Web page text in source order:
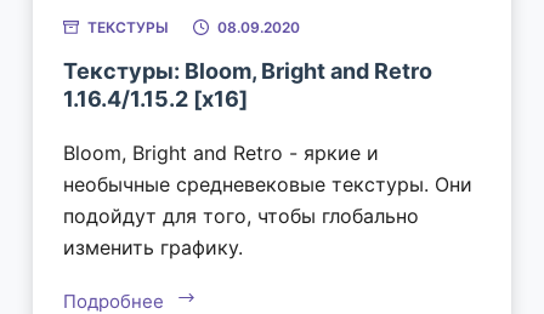
ТЕКСТУРЫ 08.09.2020
Текстуры: Bloom, Bright and Retro
1.16.4/1.15.2 [x16]
Bloom, Bright and Retro - яркие и
необычные средневековые текстуры. Они
подойдут для того, чтобы глобально
изменить графику.
Подробнее